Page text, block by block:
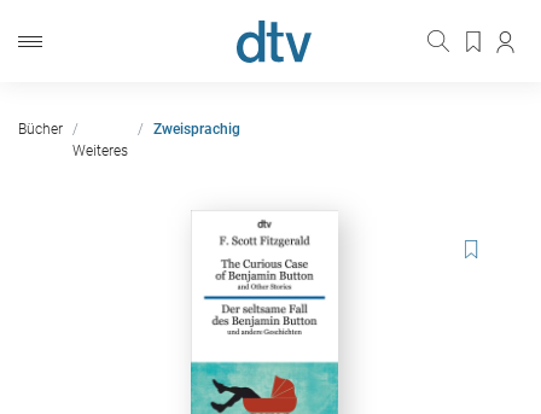
Bücher
Weiteres
Zweisprachig